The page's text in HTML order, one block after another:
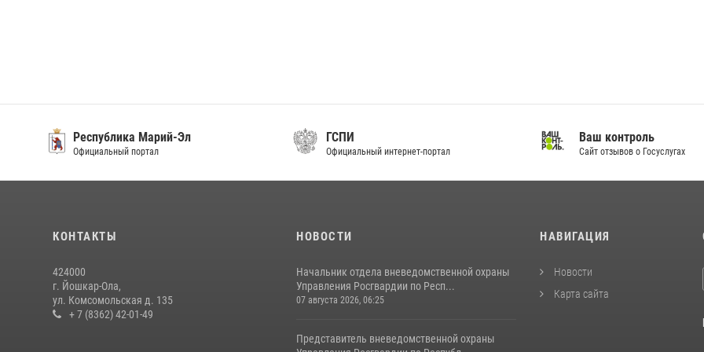
Республика Марий-Эл
Официальный портал
ГСПИ
Официальный интернет-портал
Ваш контроль
Сайт отзывов о Госуслугах
КОНТАКТЫ
424000
г. Йошкар-Ола,
ул. Комсомольская д. 135
+ 7 (8362) 42-01-49
НОВОСТИ
Начальник отдела вневедомственной охраны
Управления Росгвардии по Респ...
07 августа 2026, 06:25
Представитель вневедомственной охраны
НАВИГАЦИЯ
Новости
Карта сайта